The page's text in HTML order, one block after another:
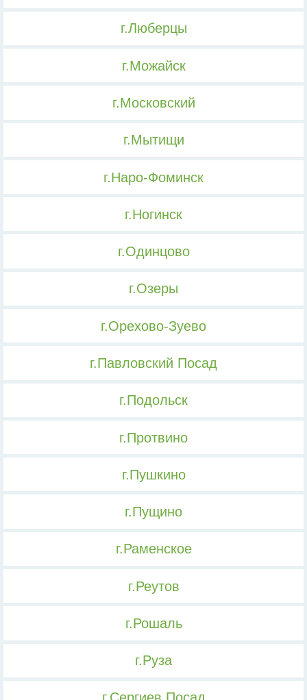
г.Люберцы
г.Можайск
г.Московский
г.Мытищи
г.Наро-Фоминск
г.Ногинск
г.Одинцово
г.Озеры
г.Орехово-Зуево
г.Павловский Посад
г.Подольск
г.Протвино
г.Пушкино
г.Пущино
г.Раменское
г.Реутов
г.Рошаль
г.Руза